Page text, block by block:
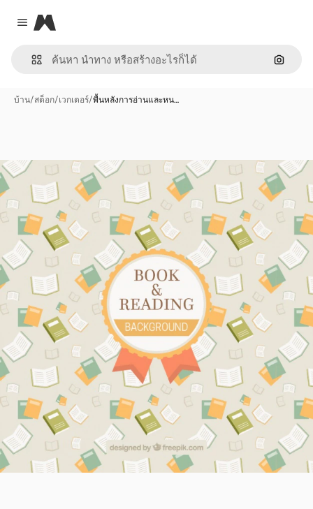
Close menu
Magnific
ค้นหา
บ้าน/สต็อก/เวกเตอร์/พื้นหลังการอ่านและหน…